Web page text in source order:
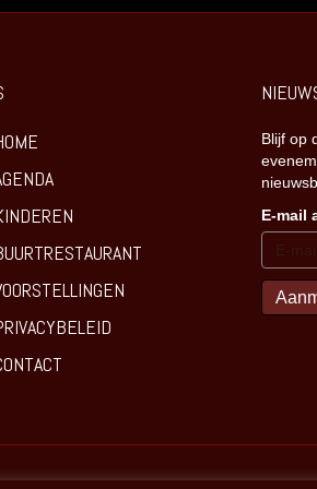
Blijf op
E-mail